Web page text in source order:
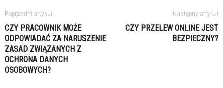
Poprzedni artykuł
CZY PRACOWNIK MOŻE
ODPOWIADAĆ ZA NARUSZENIE
ZASAD ZWIĄZANYCH Z
OCHRONA DANYCH
OSOBOWYCH?
Następny artykuł
CZY PRZELEW ONLINE JEST
BEZPIECZNY?